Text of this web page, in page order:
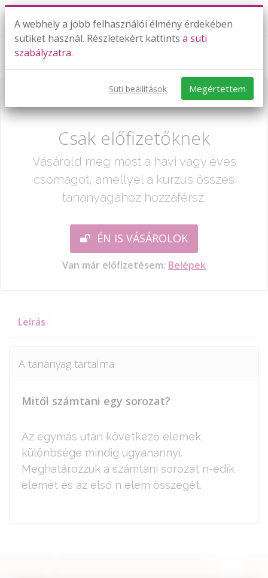
Már csak egy lépés:
Csak előfizetőknek
Vásárold meg most a havi vagy éves
csomagot, amellyel a kurzus összes
tananyagához hozzáférsz.
ÉN IS VÁSÁROLOK
Van már előfizetésem: Belépek
Leírás
A tananyag tartalma
Mitől számtani egy sorozat?
Az egymás után következő elemek
különbsége mindig ugyanannyi.
Meghatározzuk a számtani sorozat n-edik
elemét és az első n elem összegét.
A webhely a jobb felhasználói élmény érdekében
sütiket használ. Részletekért kattints a süti
szabályzatra.
Süti beállítások Megértettem